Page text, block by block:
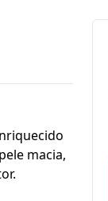
macia,